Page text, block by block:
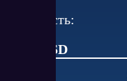
Стоимость:
от 19 USD